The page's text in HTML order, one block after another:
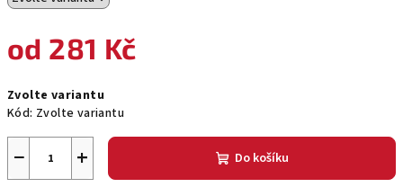
od 281 Kč
cena:
Zvolte variantu
Kód: Zvolte variantu
+
− Do košíku